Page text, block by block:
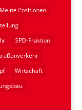
Meine Positionen
SPD-Fraktion
Wirtschaft